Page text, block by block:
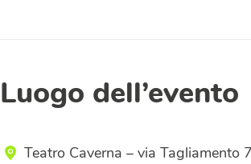
Luogo dell’evento
Teatro Caverna – via Tagliamento